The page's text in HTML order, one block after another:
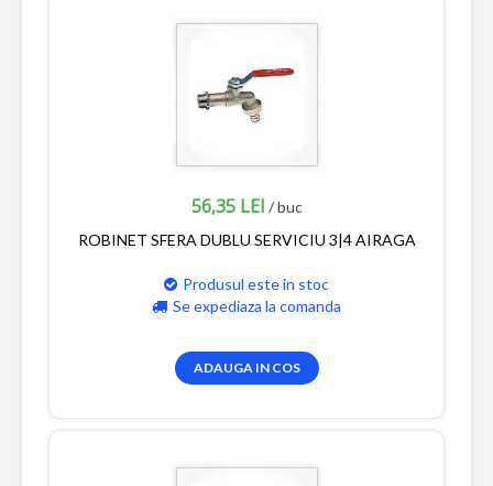
56,35 LEI / buc
ROBINET SFERA DUBLU SERVICIU 3|4 AIRAGA
Produsul este in stoc
Se expediaza la comanda
ADAUGA IN COS